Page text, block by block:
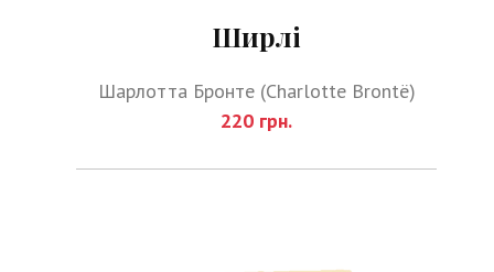
Ширлі
Шарлотта Бронте (Charlotte Brontë)
220 грн.